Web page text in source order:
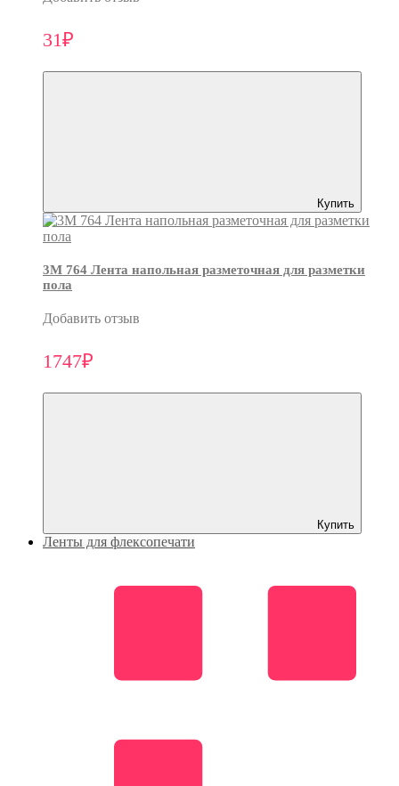
31₽
Купить
3M 764 Лента напольная разметочная для разметки
пола
Добавить отзыв
1747₽
Купить
Ленты для флексопечати